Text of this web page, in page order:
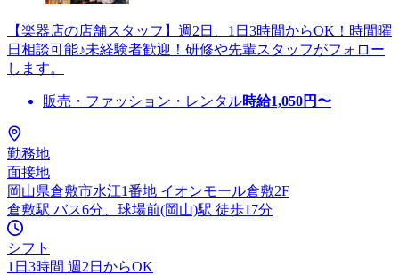
【楽器店の店舗スタッフ】週2日、1日3時間からOK！時間曜
日相談可能♪未経験者歓迎！研修や先輩スタッフがフォロー
します。
販売・ファッション・レンタル時給1,050円〜
勤務地
面接地
岡山県倉敷市水江1番地 イオンモール倉敷2F
倉敷駅 バス6分、球場前(岡山)駅 徒歩17分
シフト
1日3時間 週2日からOK